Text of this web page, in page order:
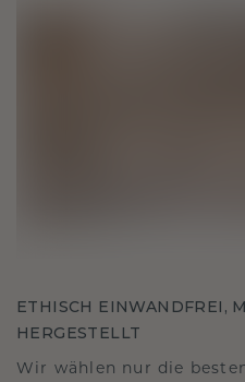
ETHISCH EINWANDFREI,
HERGESTELLT
Wir wählen nur die